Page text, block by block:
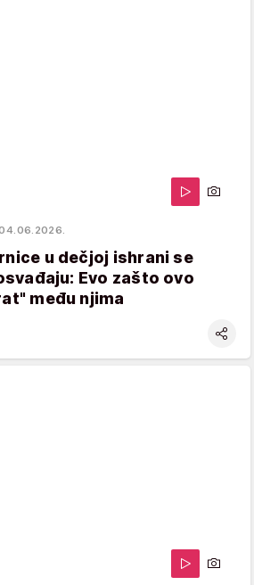
u dečjoj ishrani se
Evo zašto ovo
među njima